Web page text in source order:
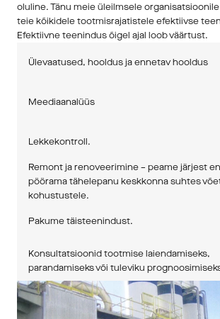
oluline. Tänu meie üleilmsele
teie kõikidele tootmisrajatistele efektiivse
Efektiivne teenindus õigel ajal loob väärtust.
Ülevaatused, hooldus ja ennetav hooldus
Meediaanalüüs
Lekkekontroll.
Remont ja renoveerimine – peame järjest
pöörama tähelepanu keskkonna suhtes
kohustustele.
Pakume täisteenindust.
Konsultatsioonid tootmise laiendamiseks,
parandamiseks või tuleviku